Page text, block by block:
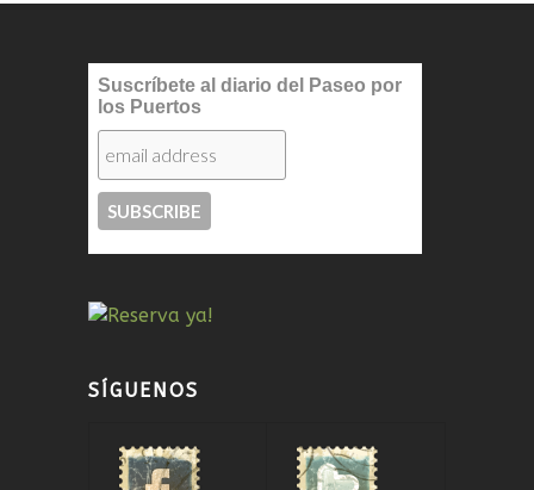
Suscríbete al diario del Paseo por
los Puertos
SÍGUENOS